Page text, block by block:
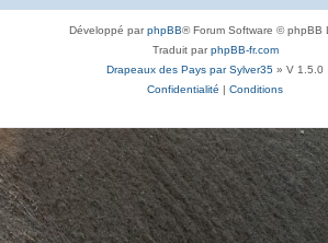
Développé parphpBB® Forum Software © phpBB
Traduit parphpBB-fr.com
Drapeaux des Pays par Sylver35 » V 1.5.0
Confidentialité | Conditions